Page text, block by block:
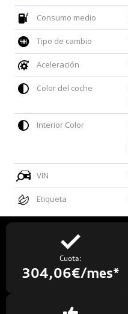
Consumo medio
Tipo de cambio
Aceleración
Color del coche
Interior Color
VIN
Etiqueta
Cuota:
304,06€/mes*